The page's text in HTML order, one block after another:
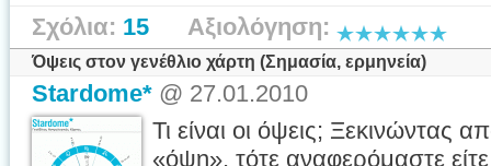
Σχόλια: 15 Αξιολόγηση:
Όψεις στον γενέθλιο χάρτη (Σημασία, ερμηνεία)
Stardome* @ 27.01.2010
Τι είναι οι όψεις; Ξεκινώντας
«όψη», τότε αναφερόμαστε